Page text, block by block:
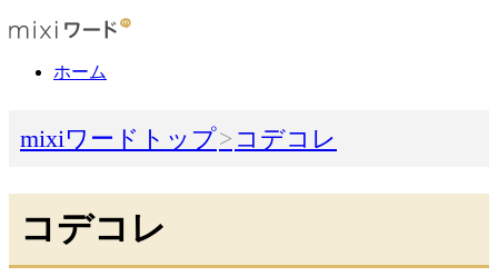
ホーム
mixiワードトップ コデコレ
コデコレ